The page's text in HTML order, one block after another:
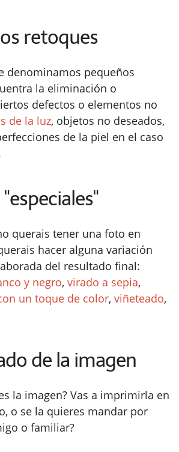
retoques
denominamos pequeños
la eliminación o
defectos o elementos no
de la luz, objetos no deseados,
de la piel en el caso
querais tener una foto en
hacer alguna variación
del resultado final:
y negro, virado a sepia,
un toque de color, viñeteado,
de la imagen
la imagen? Vas a imprimirla en
o se la quieres mandar por
o familiar?